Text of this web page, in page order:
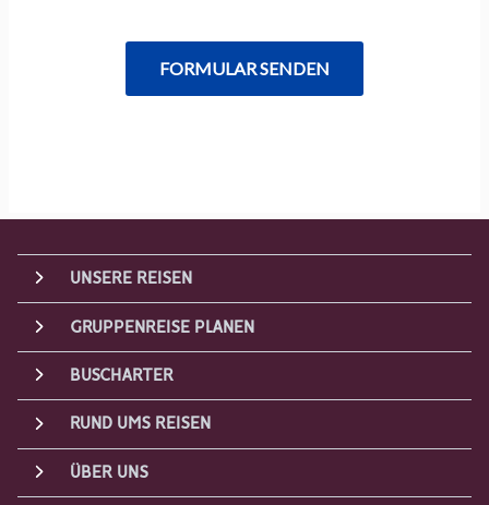
UNSERE REISEN
GRUPPENREISE PLANEN
BUSCHARTER
RUND UMS REISEN
ÜBER UNS